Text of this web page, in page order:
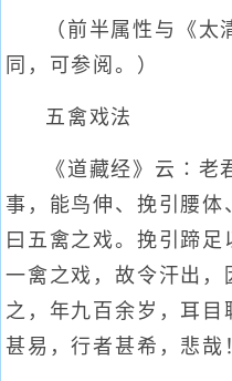
（前半属性与《太
同，可参阅。）
五禽戏法
《道藏经》云∶老
事，能鸟伸、挽引腰体
曰五禽之戏。挽引蹄
一禽之戏，故令汗出
之，年九百余岁，耳目
甚易，行者甚希，悲哉